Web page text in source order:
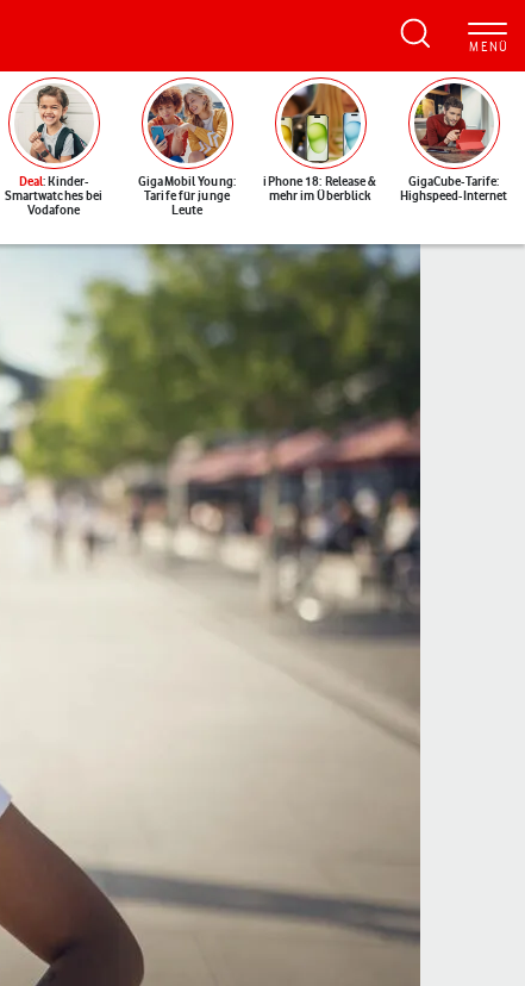
Deal: Kinder-
Smartwatches bei
Vodafone
GigaMobil Young:
Tarife für junge
Leute
iPhone 18: Release &
mehr im Überblick
GigaCube-Tarife:
Highspeed-Internet